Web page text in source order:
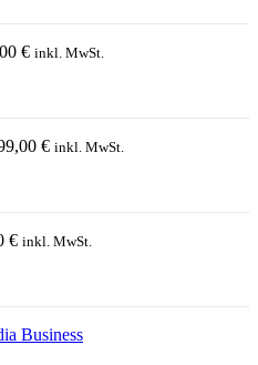
€ inkl. MwSt.
€ inkl. MwSt.
€ inkl. MwSt.